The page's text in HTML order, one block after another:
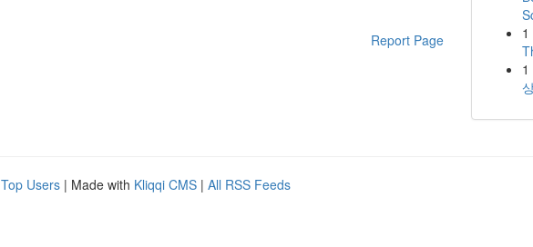
Report Page
1
1
Top Users | Made with Kliqqi CMS | All RSS Feeds